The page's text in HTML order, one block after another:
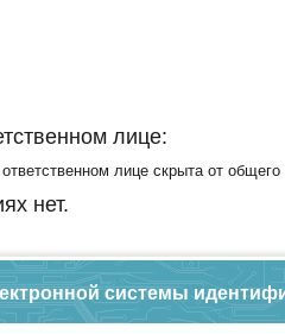
лице:
лице скрыта от общего
нет.
системы